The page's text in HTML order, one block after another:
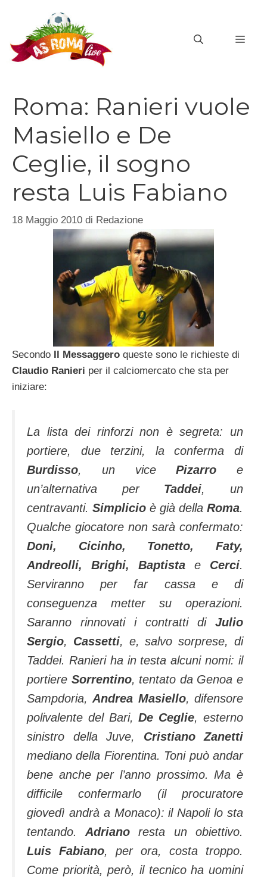
contenuto
Roma: Ranieri vuole
Masiello e De
Ceglie, il sogno
resta Luis Fabiano
18 Maggio 2010 di Redazione
Secondo Il Messaggero queste sono le richieste di
Claudio Ranieri per il calciomercato che sta per
iniziare:
La lista dei rinforzi non è segreta: un
portiere, due terzini, la conferma di
Burdisso, un vicePizarro e
un’alternativa per Taddei, un
centravanti. Simplicio è già della Roma.
Qualche giocatore non sarà confermato:
Doni, Cicinho, Tonetto, Faty,
Andreolli, Brighi, Baptista e Cerci.
Serviranno per far cassa e di
conseguenza metter su operazioni.
Saranno rinnovati i contratti diJulio
Sergio, Cassetti, e, salvo sorprese, di
Taddei. Ranieri ha in testa alcuni nomi: il
portiere Sorrentino, tentato da Genoa e
Sampdoria,Andrea Masiello, difensore
polivalente del Bari,De Ceglie, esterno
sinistro della Juve, Cristiano Zanetti
mediano della Fiorentina. Toni può andar
bene anche per l’anno prossimo. Ma è
difficile confermarlo (il procuratore
giovedì andrà a Monaco): il Napoli lo sta
tentando.
Adrianoresta un obiettivo.
Luis Fabiano, per ora, costa troppo.
Come priorità, però, il tecnico ha uomini